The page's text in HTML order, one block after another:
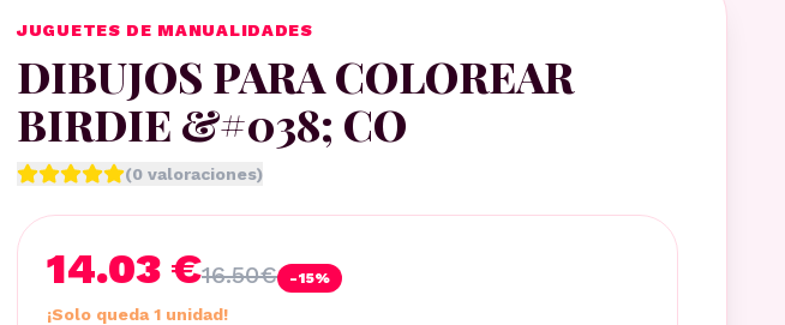
JUGUETES DE MANUALIDADES
DIBUJOS PARA COLOREAR
BIRDIE &#038; CO
(0 valoraciones)
14.03 €16.50€ -15%
¡Solo queda 1 unidad!